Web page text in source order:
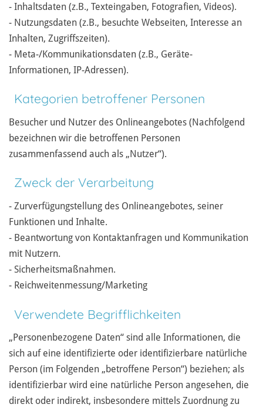
- Inhaltsdaten (z.B., Texteingaben, Fotografien, Videos).
- Nutzungsdaten (z.B., besuchte Webseiten, Interesse an
Inhalten, Zugriffszeiten).
- Meta-/Kommunikationsdaten (z.B., Geräte-
Informationen, IP-Adressen).
Kategorien betroffener Personen
Besucher und Nutzer des Onlineangebotes (Nachfolgend
bezeichnen wir die betroffenen Personen
zusammenfassend auch als „Nutzer“).
Zweck der Verarbeitung
- Zurverfügungstellung des Onlineangebotes, seiner
Funktionen und Inhalte.
- Beantwortung von Kontaktanfragen und Kommunikation
mit Nutzern.
- Sicherheitsmaßnahmen.
- Reichweitenmessung/Marketing
Verwendete Begrifflichkeiten
„Personenbezogene Daten“ sind alle Informationen, die
sich auf eine identifizierte oder identifizierbare natürliche
Person (im Folgenden „betroffene Person“) beziehen; als
identifizierbar wird eine natürliche Person angesehen, die
direkt oder indirekt, insbesondere mittels Zuordnung zu